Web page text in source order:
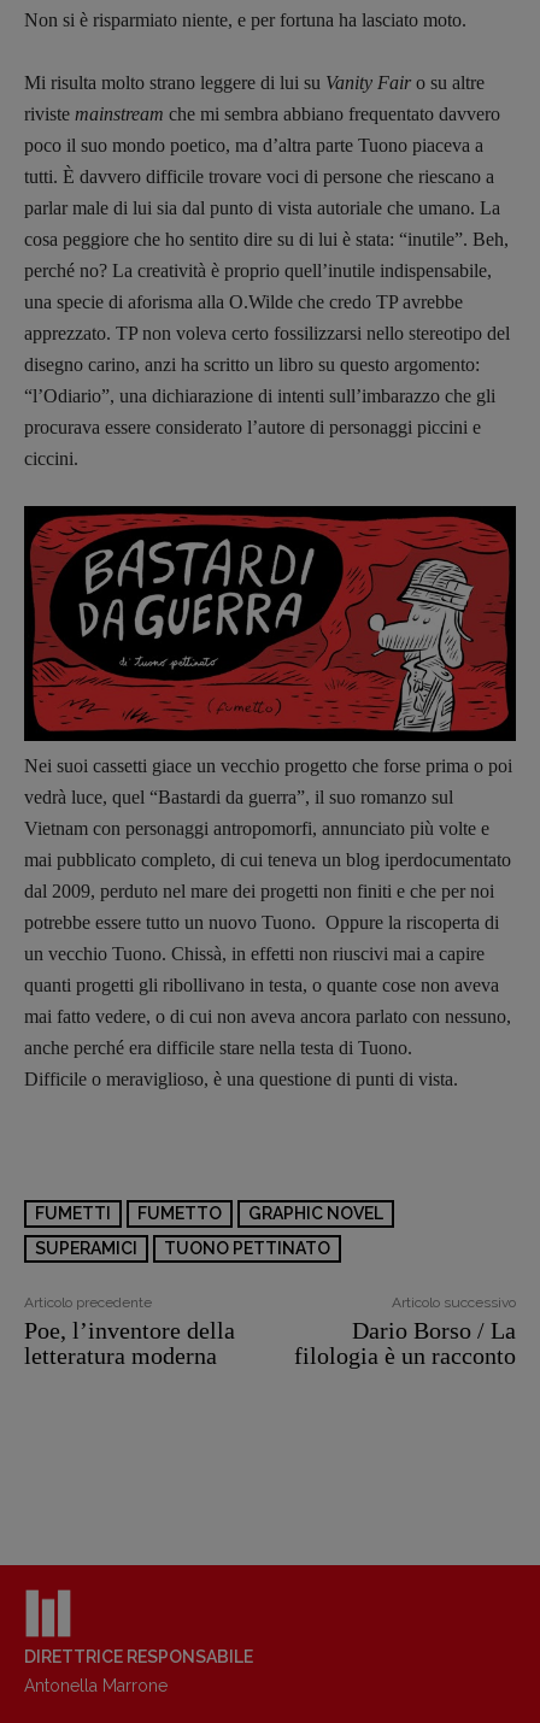
Copyright © 2018 – 2023 Pulp Magazine –
Non si è risparmiato niente, e per fortuna ha lasciato moto.
Mi risulta molto strano leggere di lui su Vanity Fair o su altre
riviste mainstream che mi sembra abbiano frequentato davvero
poco il suo mondo poetico, ma d’altra parte Tuono piaceva a
tutti. È davvero difficile trovare voci di persone che riescano a
parlar male di lui sia dal punto di vista autoriale che umano. La
cosa peggiore che ho sentito dire su di lui è stata: “inutile”. Beh,
perché no? La creatività è proprio quell’inutile indispensabile,
una specie di aforisma alla O.Wilde che credo TP avrebbe
apprezzato. TP non voleva certo fossilizzarsi nello stereotipo del
disegno carino, anzi ha scritto un libro su questo argomento:
“l’Odiario”, una dichiarazione di intenti sull’imbarazzo che gli
procurava essere considerato l’autore di personaggi piccini e
ciccini.
Nei suoi cassetti giace un vecchio progetto che forse prima o poi
vedrà luce, quel “Bastardi da guerra”, il suo romanzo sul
Vietnam con personaggi antropomorfi, annunciato più volte e
mai pubblicato completo, di cui teneva un blog iperdocumentato
dal 2009, perduto nel mare dei progetti non finiti e che per noi
potrebbe essere tutto un nuovo Tuono. Oppure la riscoperta di
un vecchio Tuono. Chissà, in effetti non riuscivi mai a capire
quanti progetti gli ribollivano in testa, o quante cose non aveva
mai fatto vedere, o di cui non aveva ancora parlato con nessuno,
anche perché era difficile stare nella testa di Tuono.
Difficile o meraviglioso, è una questione di punti di vista.
FUMETTI FUMETTO
GRAPHIC NOVEL
SUPERAMICI
TUONO PETTINATO
Articolo precedente
Poe, l’inventore della
letteratura moderna
Articolo successivo
Dario Borso / La
filologia è un racconto
DIRETTRICE RESPONSABILE
Antonella Marrone